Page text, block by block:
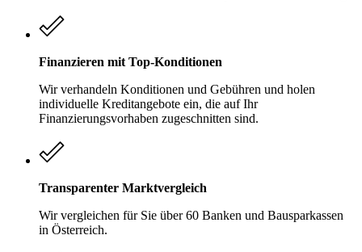
Finanzieren mit Top-Konditionen
Wir verhandeln Konditionen und Gebühren und holen
individuelle Kreditangebote ein, die auf Ihr
Finanzierungsvorhaben zugeschnitten sind.
Transparenter Marktvergleich
Wir vergleichen für Sie über 60 Banken und Bausparkassen
in Österreich.